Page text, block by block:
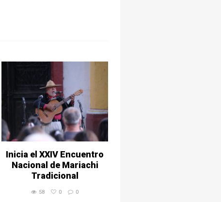
Inicia el XXIV Encuentro
Nacional de Mariachi
Tradicional
58 0 0